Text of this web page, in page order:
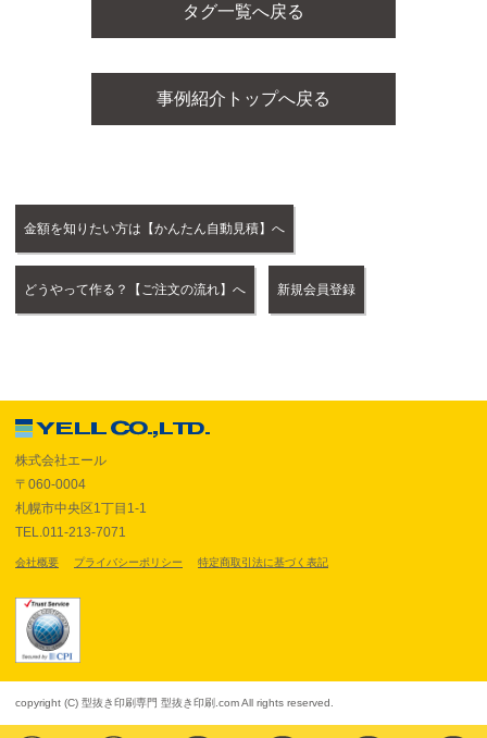
タグ一覧へ戻る
事例紹介トップへ戻る
金額を知りたい方は【かんたん自動見積】へ
どうやって作る？【ご注文の流れ】へ 新規会員登録
株式会社エール
〒060-0004
札幌市中央区1丁目1-1
TEL.011-213-7071
会社概要 プライバシーポリシー 特定商取引法に基づく表記
copyright (C) 型抜き印刷専門 型抜き印刷.com All rights reserved.